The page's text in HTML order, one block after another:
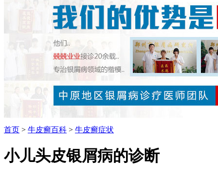
首页 > 牛皮癣百科 > 牛皮癣症状
小儿头皮银屑病的诊断